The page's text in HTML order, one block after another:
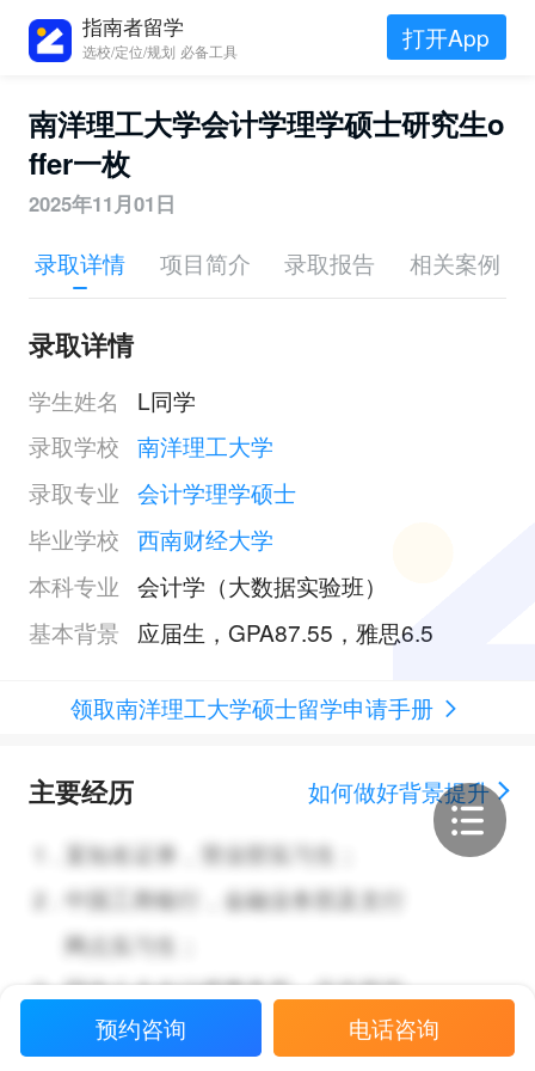
指南者留学
选校/定位/规划 必备工具 打开App
南洋理工大学会计学理学硕士研究生o
ffer一枚
2025年11月01日
录取详情 项目简介 录取报告 相关案例
录取详情
学生姓名
L同学
录取学校 南洋理工大学
录取专业 会计学理学硕士
毕业学校 西南财经大学
本科专业 会计学（大数据实验班）
基本背景
应届生，GPA87.55，雅思6.5
领取南洋理工大学硕士留学申请手册
主要经历
如何做好背景提升
某知名证券，营业部实习生；
2
中国工商银行，金融业务部及支行
网点实习生；
3 国内八大会计师事务所，北京所实
习生；
预约咨询 电话咨询